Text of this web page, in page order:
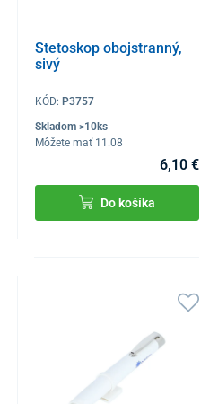
Stetoskop obojstranný,
sivý
KÓD: P3757
Skladom >10ks
Môžete mať 11.08
6,10 €
Do košíka